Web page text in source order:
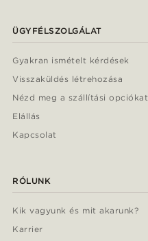
ÜGYFÉLSZOLGÁLAT
Gyakran ismételt kérdések
Visszaküldés létrehozása
Nézd meg a szállítási opciókat
Elállás
Kapcsolat
RÓLUNK
Kik vagyunk és mit akarunk?
Karrier